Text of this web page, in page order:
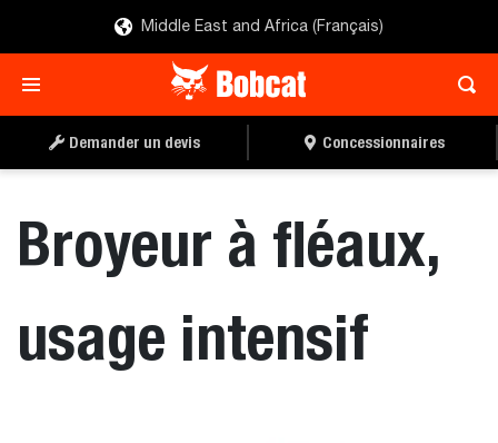
Middle East and Africa (Français)
Demander un devis Concessionnaires
Broyeur à fléaux,
usage intensif
DEMANDER UN DEVIS
TROUVER UN